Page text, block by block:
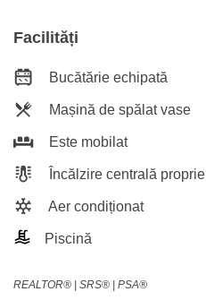
Facilități
Bucătărie echipată
Mașină de spălat vase
Este mobilat
Încălzire centrală proprie
Aer condiționat
Piscină
REALTOR®️ | SRS®️ | PSA®️